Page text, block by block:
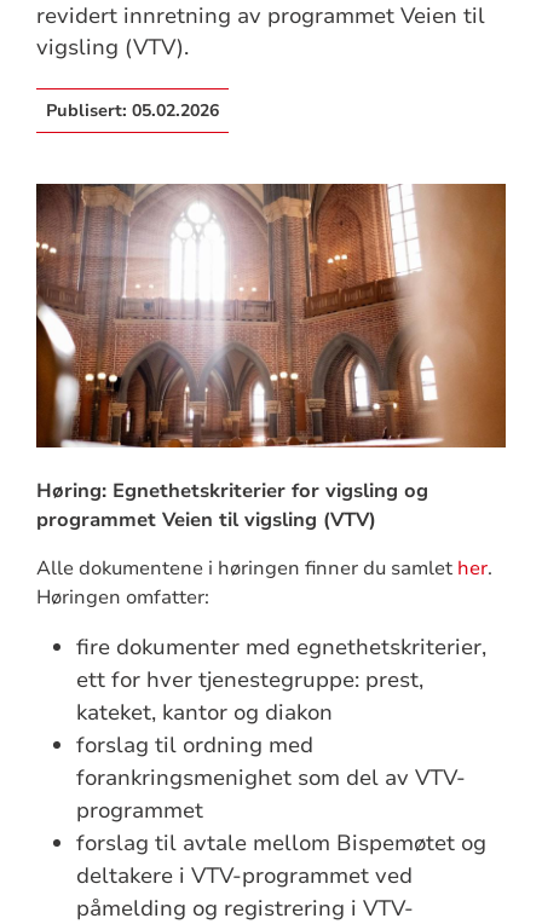
revidert innretning av programmet Veien til
vigsling (VTV).
Publisert: 05.02.2026
Høring: Egnethetskriterier for vigsling og
programmet Veien til vigsling (VTV)
Alle dokumentene i høringen finner du samlet her.
Høringen omfatter:
fire dokumenter med egnethetskriterier,
ett for hver tjenestegruppe: prest,
kateket, kantor og diakon
forslag til ordning med
forankringsmenighet som del av VTV-
programmet
forslag til avtale mellom Bispemøtet og
deltakere i VTV-programmet ved
påmelding og registrering i VTV-